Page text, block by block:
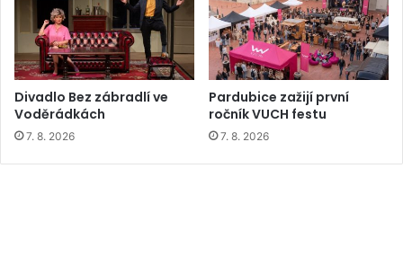
Divadlo Bez zábradlí ve
Voděrádkách
7. 8. 2026
Pardubice zažijí první
ročník VUCH festu
7. 8. 2026